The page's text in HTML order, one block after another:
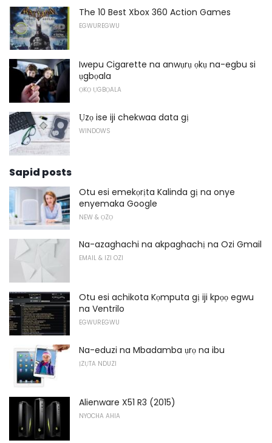
The 10 Best Xbox 360 Action Games
EGWUREGWU
Iwepu Cigarette na anwụrụ ọkụ na-egbu si
ụgbọala
ỌKỌ ỤGBỌALA
Ụzọ ise iji chekwaa data gị
WINDOWS
Sapid posts
Otu esi emekọrịta Kalinda gị na onye
enyemaka Google
NEW & ỌZỌ
Na-azaghachi na akpaghachị na Ozi Gmail
EMAIL & IZI OZI
Otu esi achikota Kọmputa gị iji kpọọ egwu
na Ventrilo
EGWUREGWU
Na-eduzi na Mbadamba ụrọ na ibu
ỊZỤTA NDUZI
Alienware X51 R3 (2015)
NYOCHA AHIA